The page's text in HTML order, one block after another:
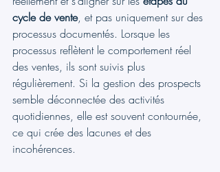
cycle de vente, et pas uniquement sur des
processus documentés. Lorsque les
processus reflètent le comportement réel
des ventes, ils sont suivis plus
régulièrement. Si la gestion des prospects
semble déconnectée des activités
quotidiennes, elle est souvent contournée,
ce qui crée des lacunes et des
incohérences.